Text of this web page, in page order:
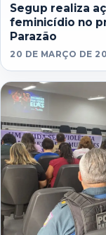
Segup realiza
feminicídio no
Parazão
20 DE MARÇO DE